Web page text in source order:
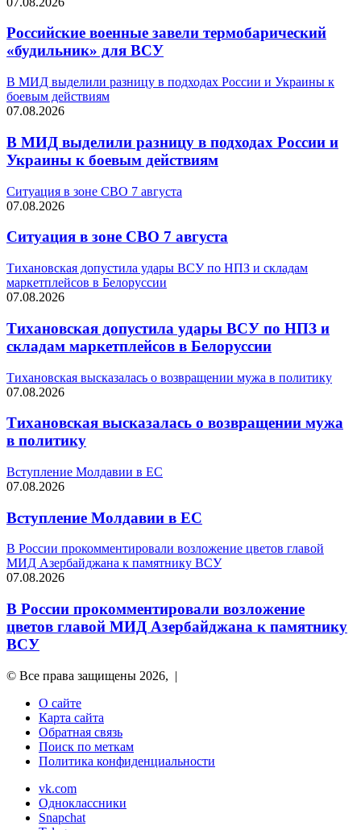
Российские военные завели термобарический
«будильник» для ВСУ
В МИД выделили разницу в подходах России и Украины к
боевым действиям
07.08.2026
В МИД выделили разницу в подходах России и
Украины к боевым действиям
Ситуация в зоне СВО 7 августа
07.08.2026
Ситуация в зоне СВО 7 августа
Тихановская допустила удары ВСУ по НПЗ и складам
маркетплейсов в Белоруссии
07.08.2026
Тихановская допустила удары ВСУ по НПЗ и
складам маркетплейсов в Белоруссии
Тихановская высказалась о возвращении мужа в политику
07.08.2026
Тихановская высказалась о возвращении мужа
в политику
Вступление Молдавии в ЕС
07.08.2026
Вступление Молдавии в ЕС
В России прокомментировали возложение цветов главой
МИД Азербайджана к памятнику ВСУ
07.08.2026
В России прокомментировали возложение
цветов главой МИД Азербайджана к памятнику
ВСУ
© Все права защищены 2026, |
О сайте
Карта сайта
Обратная связь
Поиск по меткам
Политика конфиденциальности
vk.com
Одноклассники
Snapchat